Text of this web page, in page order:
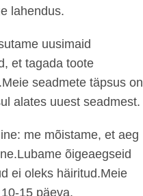
lahendus.
uusimaid
et tagada toote
seadmete täpsus on
alates uuest seadmest.
me mõistame, et aeg
õigeaegseid
ei oleks häiritud.Meie
15 päeva.